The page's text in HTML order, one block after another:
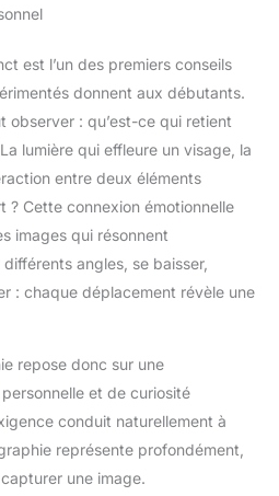
est l’un des premiers conseils
donnent aux débutants.
observer : qu’est-ce qui retient
lumière qui effleure un visage, la
entre deux éléments
? Cette connexion émotionnelle
images qui résonnent
angles, se baisser,
: chaque déplacement révèle une
repose donc sur une
et de curiosité
conduit naturellement à
représente profondément,
une image.